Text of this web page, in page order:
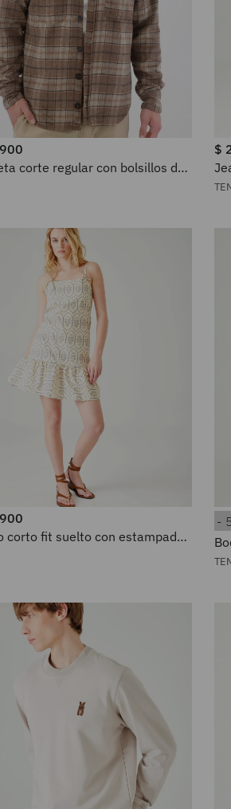
900
corte regular con bolsillos de
café para hombre
$
900
corto fit suelto con estampado
marcos de algodón beige para